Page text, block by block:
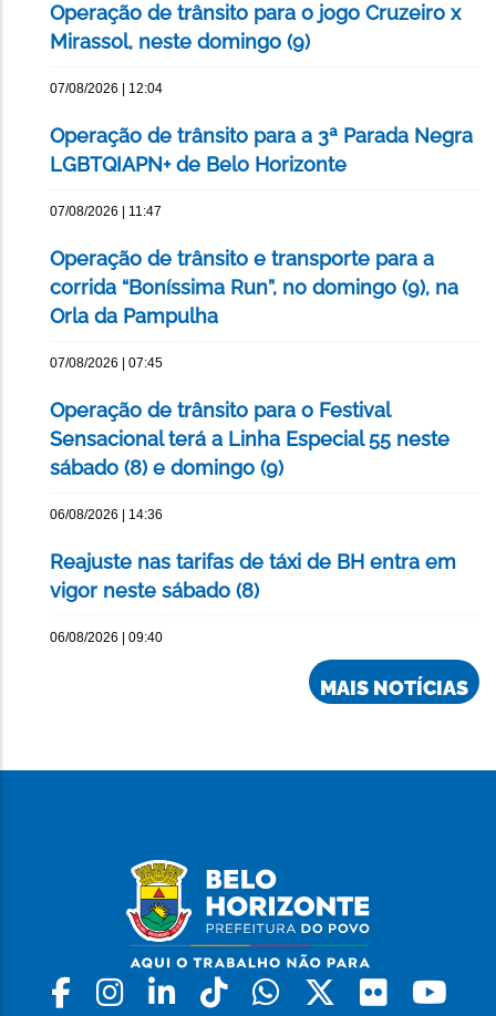
Operação de trânsito para o jogo Cruzeiro x
Mirassol, neste domingo (9)
07/08/2026 | 12:04
Operação de trânsito para a 3ª Parada Negra
LGBTQIAPN+ de Belo Horizonte
07/08/2026 | 11:47
Operação de trânsito e transporte para a
corrida “Boníssima Run”, no domingo (9), na
Orla da Pampulha
07/08/2026 | 07:45
Operação de trânsito para o Festival
Sensacional terá a Linha Especial 55 neste
sábado (8) e domingo (9)
06/08/2026 | 14:36
Reajuste nas tarifas de táxi de BH entra em
vigor neste sábado (8)
06/08/2026 | 09:40
MAIS NOTÍCIAS
Facebook
Instagram
LinkedinTiktokWhatsapp
X Flickr